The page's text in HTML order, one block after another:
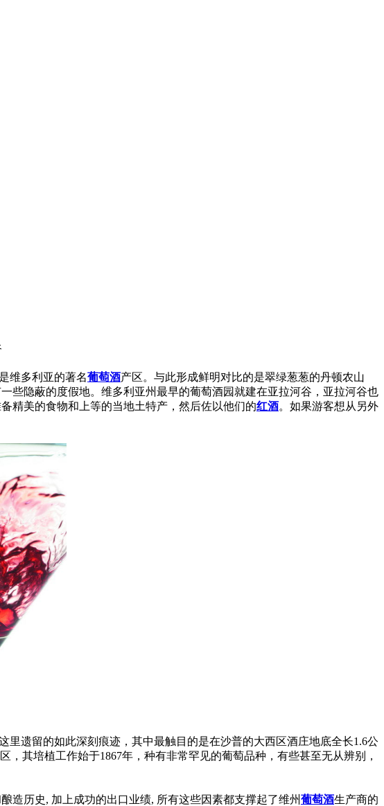
维多利亚的著名葡萄酒产区。与此形成鲜明对比的是翠绿葱葱的丹顿农山
些隐蔽的度假地。维多利亚州最早的葡萄酒园就建在亚拉河谷，亚拉河谷也
精美的食物和上等的当地土特产，然后佐以他们的红酒。如果游客想从另外
遗留的如此深刻痕迹，其中最触目的是在沙普的大西区酒庄地底全长1.6公
其培植工作始于1867年，种有非常罕见的葡萄品种，有些甚至无从辨别，
造历史, 加上成功的出口业绩, 所有这些因素都支撑起了维州葡萄酒生产商的